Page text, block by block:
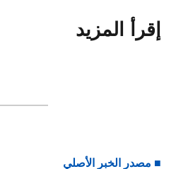
إقرأ المزيد
■ مصدر الخبر الأصلي